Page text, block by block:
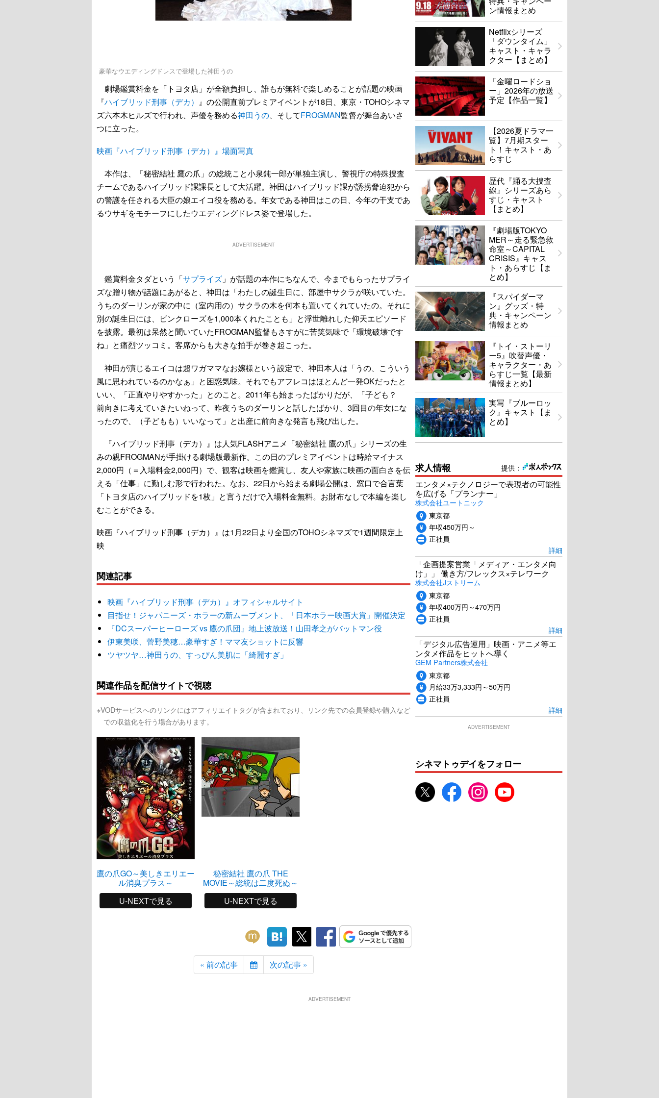
豪華なウエディングドレスで登場した神田うの
劇場鑑賞料金を「トヨタ店」が全額負担し、誰もが無料で楽しめることが話題の映画
『ハイブリッド刑事（デカ） 』の公開直前プレミアイベントが18日、東京・TOHOシネマ
ズ六本木ヒルズで行われ、声優を務める神田うの、そしてFROGMAN監督が舞台あいさ
つに立った。
映画『ハイブリッド刑事（デカ）』場面写真
本作は、「秘密結社 鷹の爪」の総統こと小泉鈍一郎が単独主演し、警視庁の特殊捜査
チームであるハイブリッド課課長として大活躍。神田はハイブリッド課が誘拐脅迫犯から
の警護を任される大臣の娘エイコ役を務める。年女である神田はこの日、今年の干支であ
るウサギをモチーフにしたウエディングドレス姿で登場した。
ADVERTISEMENT
鑑賞料金タダという「サプライズ 」が話題の本作にちなんで、今までもらったサプライ
ズな贈り物が話題にあがると、神田は「わたしの誕生日に、部屋中サクラが咲いていた。
うちのダーリンが家の中に（室内用の）サクラの木を何本も置いてくれていたの。それに
別の誕生日には、ピンクローズを1,000本くれたことも」と浮世離れした仰天エピソード
を披露。最初は呆然と聞いていたFROGMAN監督もさすがに苦笑気味で「環境破壊です
ね」と痛烈ツッコミ。客席からも大きな拍手が巻き起こった。
神田が演じるエイコは超ワガママなお嬢様という設定で、神田本人は「うの、こういう
風に思われているのかなぁ」と困惑気味。それでもアフレコはほとんど一発OKだったと
いい、「正直やりやすかった」とのこと。2011年も始まったばかりだが、「子ども？
前向きに考えていきたいねって、昨夜うちのダーリンと話したばかり。3回目の年女にな
ったので、（子どもも）いいなって」と出産に前向きな発言も飛び出した。
『ハイブリッド刑事（デカ）』は人気FLASHアニメ「秘密結社 鷹の爪」シリーズの生
みの親FROGMANが手掛ける劇場版最新作。この日のプレミアイベントは時給マイナス
2,000円（＝入場料金2,000円）で、観客は映画を鑑賞し、友人や家族に映画の面白さを伝
える「仕事」に勤しむ形で行われた。なお、22日から始まる劇場公開は、窓口で合言葉
「トヨタ店のハイブリッドを1枚」と言うだけで入場料金無料。お財布なしで本編を楽し
むことができる。
映画『ハイブリッド刑事（デカ）』は1月22日より全国のTOHOシネマズで1週間限定上
映
関連記事
映画『ハイブリッド刑事（デカ）』オフィシャルサイト
目指せ！ジャパニーズ・ホラーの新ムーブメント、「日本ホラー映画大賞」開催決定
『DCスーパーヒーローズ vs 鷹の爪団』地上波放送！山田孝之がバットマン役
伊東美咲、菅野美穂…豪華すぎ！ママ友ショットに反響
ツヤツヤ…神田うの、すっぴん美肌に「綺麗すぎ」
関連作品を配信サイトで視聴
※VODサービスへのリンクにはアフィリエイトタグが含まれており、リンク先での会員登録や購入など
での収益化を行う場合があります。
鷹の爪GO～美しきエリエー
ル消臭プラス～
U-NEXTで見る
秘密結社 鷹の爪 THE
MOVIE～総統は二度死ぬ～
U-NEXTで見る
« 前の記事 次の記事 »
ン情報まとめ
Netflixシリーズ
「ダウンタイム」
キャスト・キャラ
クター【まとめ】
「金曜ロードショ
ー」2026年の放送
予定【作品一覧】
【2026夏ドラマ一
覧】7月期スター
ト！キャスト・あ
らすじ
歴代『踊る大捜査
線』シリーズあら
すじ・キャスト
【まとめ】
『劇場版TOKYO
MER～走る緊急救
命室～CAPITAL
CRISIS』キャス
ト・あらすじ【ま
とめ】
『スパイダーマ
ン』グッズ・特
典・キャンペーン
情報まとめ
『トイ・ストーリ
ー5』吹替声優・
キャラクター・あ
らすじ一覧【最新
情報まとめ】
実写『ブルーロッ
ク』キャスト【ま
とめ】
提供：
求人情報
エンタメ×テクノロジーで表現者の可能性
を広げる「プランナー」
株式会社ユートニック
東京都
年収450万円～
正社員
詳細
「企画提案営業「メディア・エンタメ向
け」」 働き方/フレックス×テレワーク
株式会社Jストリーム
東京都
年収400万円～470万円
正社員
詳細
「デジタル広告運用」映画・アニメ等エ
ンタメ作品をヒットへ導く
GEM Partners株式会社
東京都
月給33万3,333円～50万円
正社員
詳細
ADVERTISEMENT
シネマトゥデイをフォロー
ADVERTISEMENT